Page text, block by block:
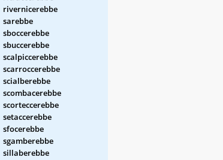
rivernicerebbe
sarebbe
sboccerebbe
sbuccerebbe
scalpiccerebbe
scarroccerebbe
scialberebbe
scombacerebbe
scorteccerebbe
setaccerebbe
sfocerebbe
sgamberebbe
sillaberebbe